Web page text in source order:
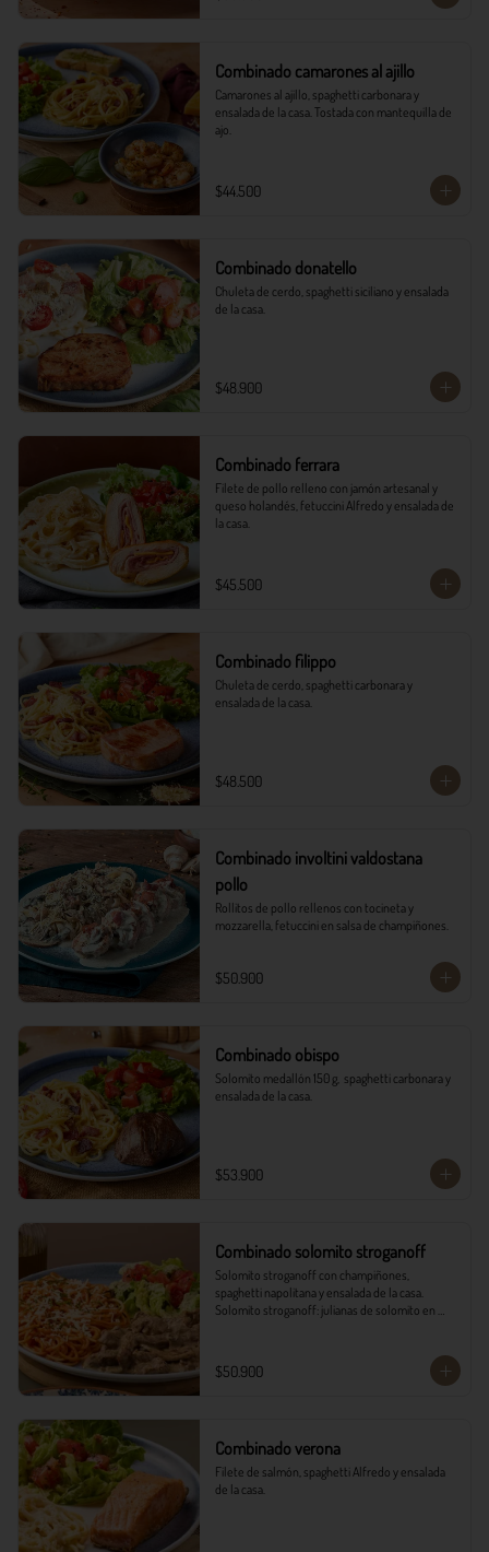
Combinado camarones al ajillo
Camarones al ajillo, spaghetti carbonara y
ensalada de la casa. Tostada con mantequilla de
ajo.
$44.500
Combinado donatello
Chuleta de cerdo, spaghetti siciliano y ensalada
de la casa.
$48.900
Combinado ferrara
Filete de pollo relleno con jamón artesanal y
queso holandés, fetuccini Alfredo y ensalada de
la casa.
$45.500
Combinado filippo
Chuleta de cerdo, spaghetti carbonara y
ensalada de la casa.
$48.500
Combinado involtini valdostana
pollo
Rollitos de pollo rellenos con tocineta y
mozzarella, fetuccini en salsa de champiñones.
$50.900
Combinado obispo
Solomito medallón 150 g,  spaghetti carbonara y
ensalada de la casa.
$53.900
Combinado solomito stroganoff
Solomito stroganoff con champiñones,
spaghetti napolitana y ensalada de la casa.
Solomito stroganoff: julianas de solomito en
$50.900
Combinado verona
Filete de salmón, spaghetti Alfredo y ensalada
de la casa.